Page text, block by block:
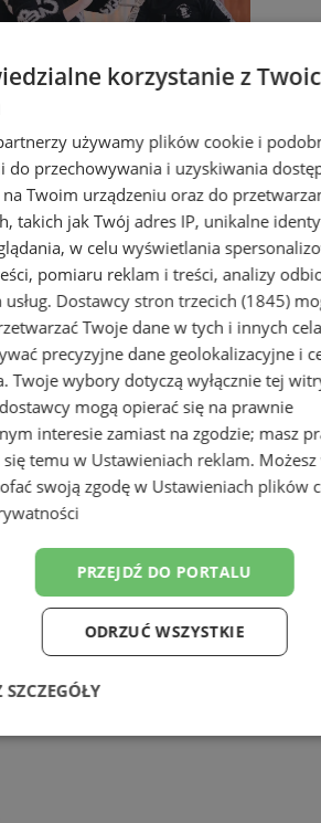
Talentów” – Twórcze
w Wodzisławiu
Talentów": Projekt,
w Wodzisławiu
korzystanie z
używamy plików cookie i
do przechowywania i uzyskiwania
Twoim urządzeniu oraz do
takich jak Twój adres IP, unikalne
w celu wyświetlania
pomiaru reklam i treści, analizy
Dostawcy stron trzecich (1845)
Twoje dane w tych i innych
precyzyjne dane geolokalizacyjne i
Twoje wybory dotyczą wyłącznie tej
mogą opierać się na prawnie
interesie zamiast na zgodzie; masz
temu wUstawieniach reklam.
swoją zgodę w Ustawieniach plików
PRZEJDŹ DO PORTALU
ODRZUĆ WSZYSTKIE
SZCZEGÓŁY
Wydajność